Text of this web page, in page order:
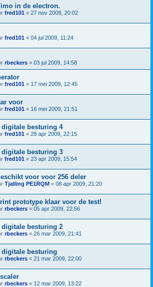
in de electron.
fred101 « 27 nov 2009, 20:02
fred101 « 04 jul 2009, 11:24
rbeckers « 03 jul 2009, 14:58
fred101 « 17 mei 2009, 12:45
voor
fred101 « 16 mei 2009, 21:51
besturing 4
fred101 « 28 apr 2009, 22:15
besturing 3
fred101 « 23 apr 2009, 15:54
voor voor 256 deler
Tjalling PE1RQM « 08 apr 2009, 21:20
prototype klaar voor de test!
rbeckers « 05 apr 2009, 22:56
besturing 2
rbeckers « 26 mar 2009, 21:41
besturing
rbeckers « 21 mar 2009, 22:00
rbeckers « 12 mar 2009, 13:22